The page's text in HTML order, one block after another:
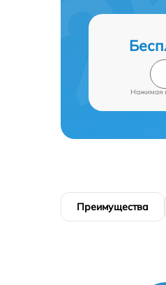
Нажимая
Преимущества